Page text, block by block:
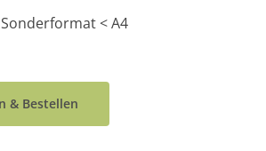
< A4
& Bestellen